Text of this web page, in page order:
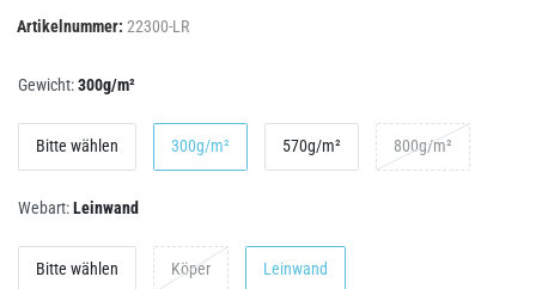
Artikelnummer: 22300-LR
Gewicht:300g/m²
Bitte wählen 300g/m² 570g/m² 800g/m²
Webart:Leinwand
Bitte wählen Köper Leinwand